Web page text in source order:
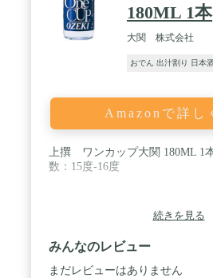
180ML 1本
大関 株式会社
おでん 出汁割り 日本
Amazonで詳し
上撰 ワンカップ大関 180ML 1
数：15度-16度
続きを見る
みんなのレビュー
まだレビューはありません